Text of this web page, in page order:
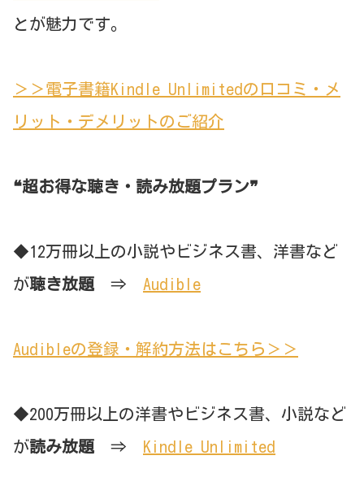
とが魅力です。
＞＞電子書籍Kindle Unlimitedの口コミ・メ
リット・デメリットのご紹介
❝超お得な聴き・読み放題プラン❞
◆12万冊以上の小説やビジネス書、洋書など
が聴き放題 ⇒ Audible
Audibleの登録・解約方法はこちら＞＞
◆200万冊以上の洋書やビジネス書、小説など
が読み放題 ⇒ Kindle Unlimited